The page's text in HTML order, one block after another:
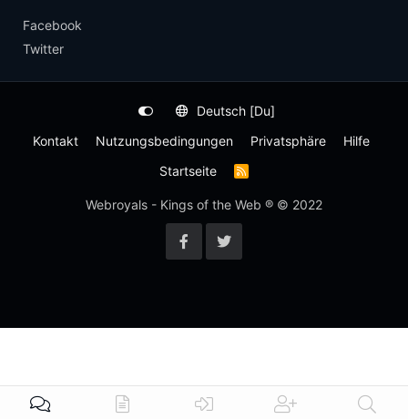
Facebook
Twitter
Deutsch [Du]
Kontakt
Nutzungsbedingungen Privatsphäre
Hilfe
Startseite
R
S
Webroyals - Kings of the Web ® © 2022